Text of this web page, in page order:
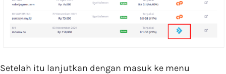
Setelah itu lanjutkan dengan masuk ke menu